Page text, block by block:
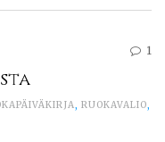
1
RUOKAVALIO